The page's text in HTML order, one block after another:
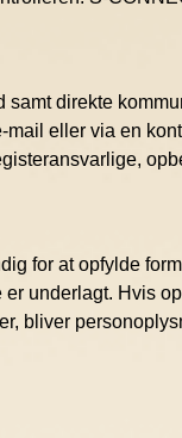
direkte
eller via en
for at opfylde
underlagt. Hvis
bliver